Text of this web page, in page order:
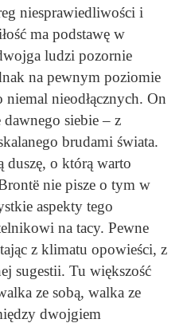
niesprawiedliwości i
ma podstawę w
ludzi pozornie
na pewnym poziomie
nieodłącznych. On
siebie – z
brudami świata.
duszę, o którą warto
nie pisze o tym w
aspekty tego
na tacy. Pewne
z klimatu opowieści, z
sugestii. Tu większość
ze sobą, walka ze
dwojgiem